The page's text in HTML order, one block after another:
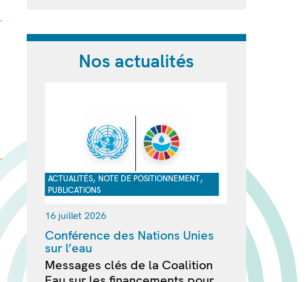
Nos actualités
ACTUALITÉS, NOTE DE POSITIONNEMENT,
PUBLICATIONS
16 juillet 2026
Conférence des Nations Unies
sur l’eau
Messages clés de la Coalition